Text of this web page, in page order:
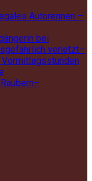
Autorennen –
bei
verletzt–
Vormittagsstunden